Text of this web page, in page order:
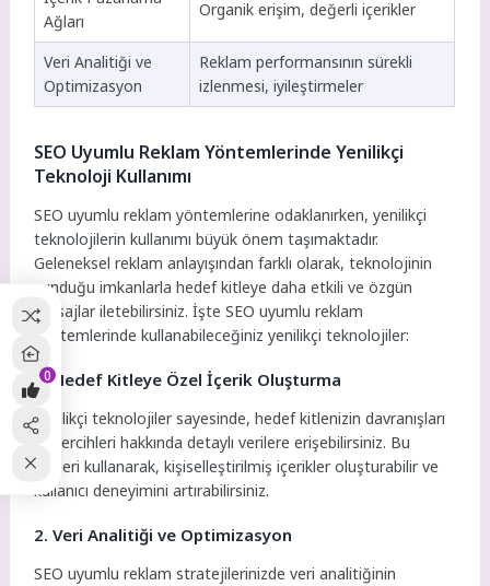
Ağları
Organik erişim, değerli içerikler
Veri Analitiği ve
Optimizasyon
Reklam performansının sürekli
izlenmesi, iyileştirmeler
SEO Uyumlu Reklam Yöntemlerinde Yenilikçi
Teknoloji Kullanımı
SEO uyumlu reklam yöntemlerine odaklanırken, yenilikçi
teknolojilerin kullanımı büyük önem taşımaktadır.
Geleneksel reklam anlayışından farklı olarak, teknolojinin
sunduğu imkanlarla hedef kitleye daha etkili ve özgün
mesajlar iletebilirsiniz. İşte SEO uyumlu reklam
yöntemlerinde kullanabileceğiniz yenilikçi teknolojiler:
1. Hedef Kitleye Özel İçerik Oluşturma
Yenilikçi teknolojiler sayesinde, hedef kitlenizin davranışları
ve tercihleri hakkında detaylı verilere erişebilirsiniz. Bu
verileri kullanarak, kişiselleştirilmiş içerikler oluşturabilir ve
kullanıcı deneyimini artırabilirsiniz.
2. Veri Analitiği ve Optimizasyon
SEO uyumlu reklam stratejilerinizde veri analitiğinin
0